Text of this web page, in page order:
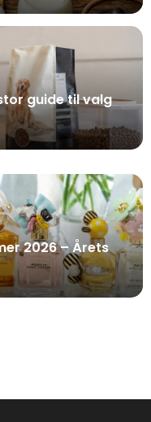
guide til valg
2026 – Årets